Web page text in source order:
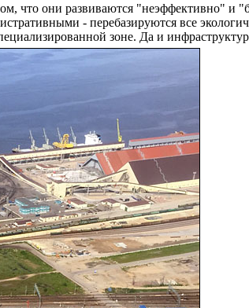
что они развиваются "неэффективно"
- перебазируются все
зоне. Да и